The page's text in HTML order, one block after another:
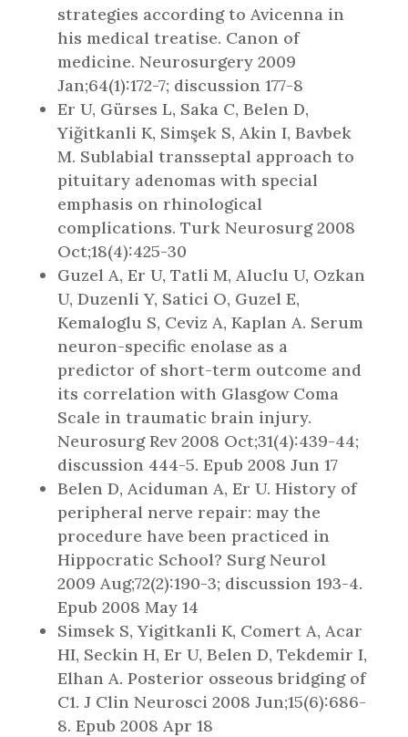
strategies according to Avicenna in
his medical treatise. Canon of
medicine. Neurosurgery 2009
Jan;64(1):172-7; discussion 177-8
Er U, Gürses L, Saka C, Belen D,
Yiğitkanli K, Simşek S, Akin I, Bavbek
M. Sublabial transseptal approach to
pituitary adenomas with special
emphasis on rhinological
complications. Turk Neurosurg 2008
Oct;18(4):425-30
Guzel A, Er U, Tatli M, Aluclu U, Ozkan
U, Duzenli Y, Satici O, Guzel E,
Kemaloglu S, Ceviz A, Kaplan A. Serum
neuron-specific enolase as a
predictor of short-term outcome and
its correlation with Glasgow Coma
Scale in traumatic brain injury.
Neurosurg Rev 2008 Oct;31(4):439-44;
discussion 444-5. Epub 2008 Jun 17
Belen D, Aciduman A, Er U. History of
peripheral nerve repair: may the
procedure have been practiced in
Hippocratic School? Surg Neurol
2009 Aug;72(2):190-3; discussion 193-4.
Epub 2008 May 14
Simsek S, Yigitkanli K, Comert A, Acar
HI, Seckin H, Er U, Belen D, Tekdemir I,
Elhan A. Posterior osseous bridging of
C1. J Clin Neurosci 2008 Jun;15(6):686-
8. Epub 2008 Apr 18